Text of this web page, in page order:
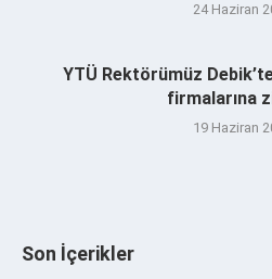
24 Haziran
YTÜ Rektörümüz
firmalarına
19 Haziran
Son İçerikler